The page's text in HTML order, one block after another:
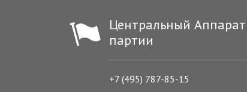
Центральный Аппарат
партии
+7 (495) 787-85-15